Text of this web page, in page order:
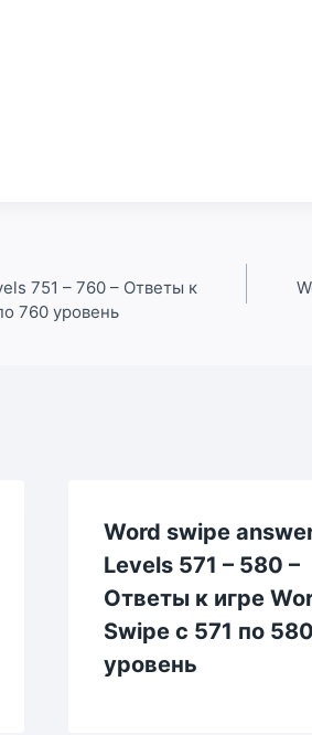
751 – 760 – Ответы к
760 уровень
Word swipe
Levels 571 – 580 –
Ответы к игре
Swipe с 571 по 580
уровень